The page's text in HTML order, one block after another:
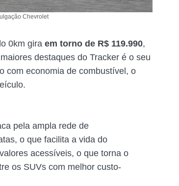
Chevrolet
0km gira em torno de R$ 119.990,
destaques do Tracker é o seu
com economia de combustível, o
pela ampla rede de
o que facilita a vida do
acessíveis, o que torna o
os SUVs com melhor custo-